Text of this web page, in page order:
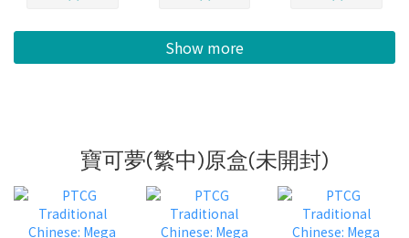
Show more
寶可夢(繁中)原盒(未開封)